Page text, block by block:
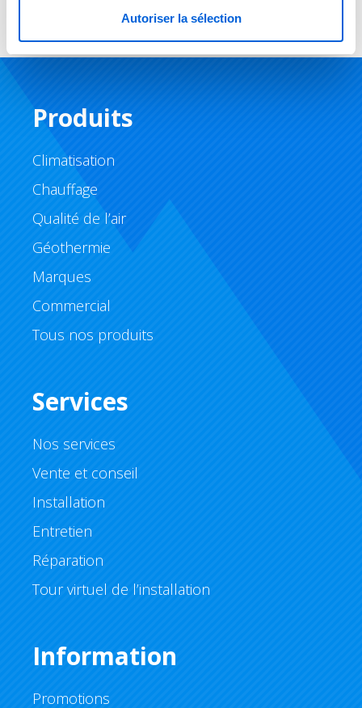
Autoriser la sélection
Produits
Climatisation
Chauffage
Qualité de l’air
Géothermie
Marques
Commercial
Tous nos produits
Services
Nos services
Vente et conseil
Installation
Entretien
Réparation
Tour virtuel de l’installation
Information
Promotions